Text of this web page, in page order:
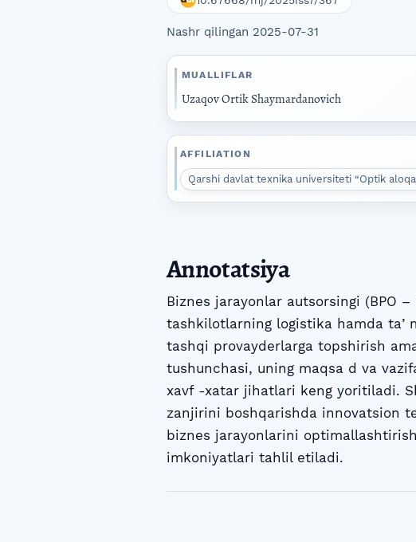
Nashr qilingan 2025-07-31
MUALLIFLAR
Uzaqov Ortik Shaymardanovich
AFFILIATION
Qarshi davlat texnika universiteti “Optik
Annotatsiya
Biznes jarayonlar autsorsingi (BPO
tashkilotlarning logistika hamda
tashqi provayderlarga topshirish
tushunchasi, uning maqsa d va
xavf -xatar jihatlari keng yoritiladi.
zanjirini boshqarishda innovatsion
biznes jarayonlarini
imkoniyatlari tahlil etiladi.